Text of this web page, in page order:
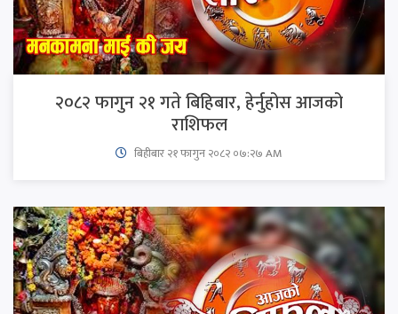
२०८२ फागुन २१ गते बिहिबार, हेर्नुहोस आजको
राशिफल
बिहीबार २१ फागुन २०८२ ०७:२७ AM